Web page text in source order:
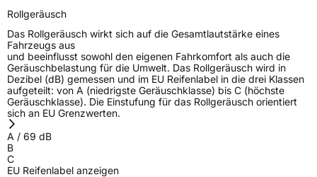
Rollgeräusch
Das Rollgeräusch wirkt sich auf die Gesamtlautstärke eines
Fahrzeugs aus
und beeinflusst sowohl den eigenen Fahrkomfort als auch die
Geräuschbelastung für die Umwelt. Das Rollgeräusch wird in
Dezibel (dB) gemessen und im EU Reifenlabel in die drei Klassen
aufgeteilt: von A (niedrigste Geräuschklasse) bis C (höchste
Geräuschklasse). Die Einstufung für das Rollgeräusch orientiert
sich an EU Grenzwerten.
A / 69 dB
B
C
EU Reifenlabel anzeigen